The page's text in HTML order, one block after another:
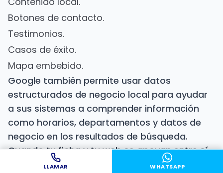
Botones de contacto.
Testimonios.
Casos de éxito.
Mapa embebido.
Google también permite usar datos
estructurados de negocio local para ayudar
a sus sistemas a comprender información
como horarios, departamentos y datos de
negocio en los resultados de búsqueda.
Cuando tu ficha y tu web se apoyan entre sí,
construyes más confianza para Google y
LLAMAR WHATSAPP